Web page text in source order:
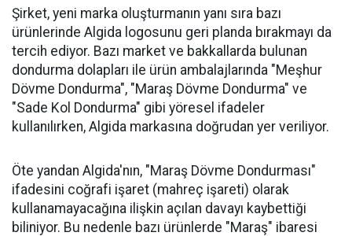
Şirket, yeni marka oluşturmanın yanı sıra bazı
ürünlerinde Algida logosunu geri planda bırakmayı da
tercih ediyor. Bazı market ve bakkallarda bulunan
dondurma dolapları ile ürün ambalajlarında "Meşhur
Dövme Dondurma", "Maraş Dövme Dondurma" ve
"Sade Kol Dondurma" gibi yöresel ifadeler
kullanılırken, Algida markasına doğrudan yer veriliyor.
Öte yandan Algida'nın, "Maraş Dövme Dondurması"
ifadesini coğrafi işaret (mahreç işareti) olarak
kullanamayacağına ilişkin açılan davayı kaybettiği
biliniyor. Bu nedenle bazı ürünlerde "Maraş" ibaresi